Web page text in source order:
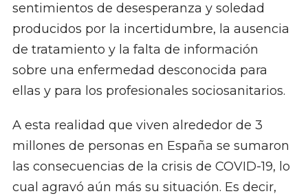
sentimientos de desesperanza y soledad
producidos por la incertidumbre, la ausencia
de tratamiento y la falta de información
sobre una enfermedad desconocida para
ellas y para los profesionales sociosanitarios.
A esta realidad que viven alrededor de 3
millones de personas en España se sumaron
las consecuencias de la crisis de COVID-19, lo
cual agravó aún más su situación. Es decir,